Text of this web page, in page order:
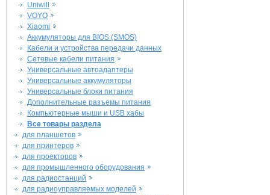
Uniwill
VOYO
Xiaomi
Аккумуляторы для BIOS (SMOS)
Кабели и устройства передачи данных
Сетевые кабели питания
Универсальные автоадаптеры
Универсальные аккумуляторы
Универсальные блоки питания
Дополнительные разъемы питания
Компьютерные мыши и USB хабы
Все товары раздела
для планшетов
для принтеров
для проекторов
для промышленного оборудования
для радиостанций
для радиоуправляемых моделей